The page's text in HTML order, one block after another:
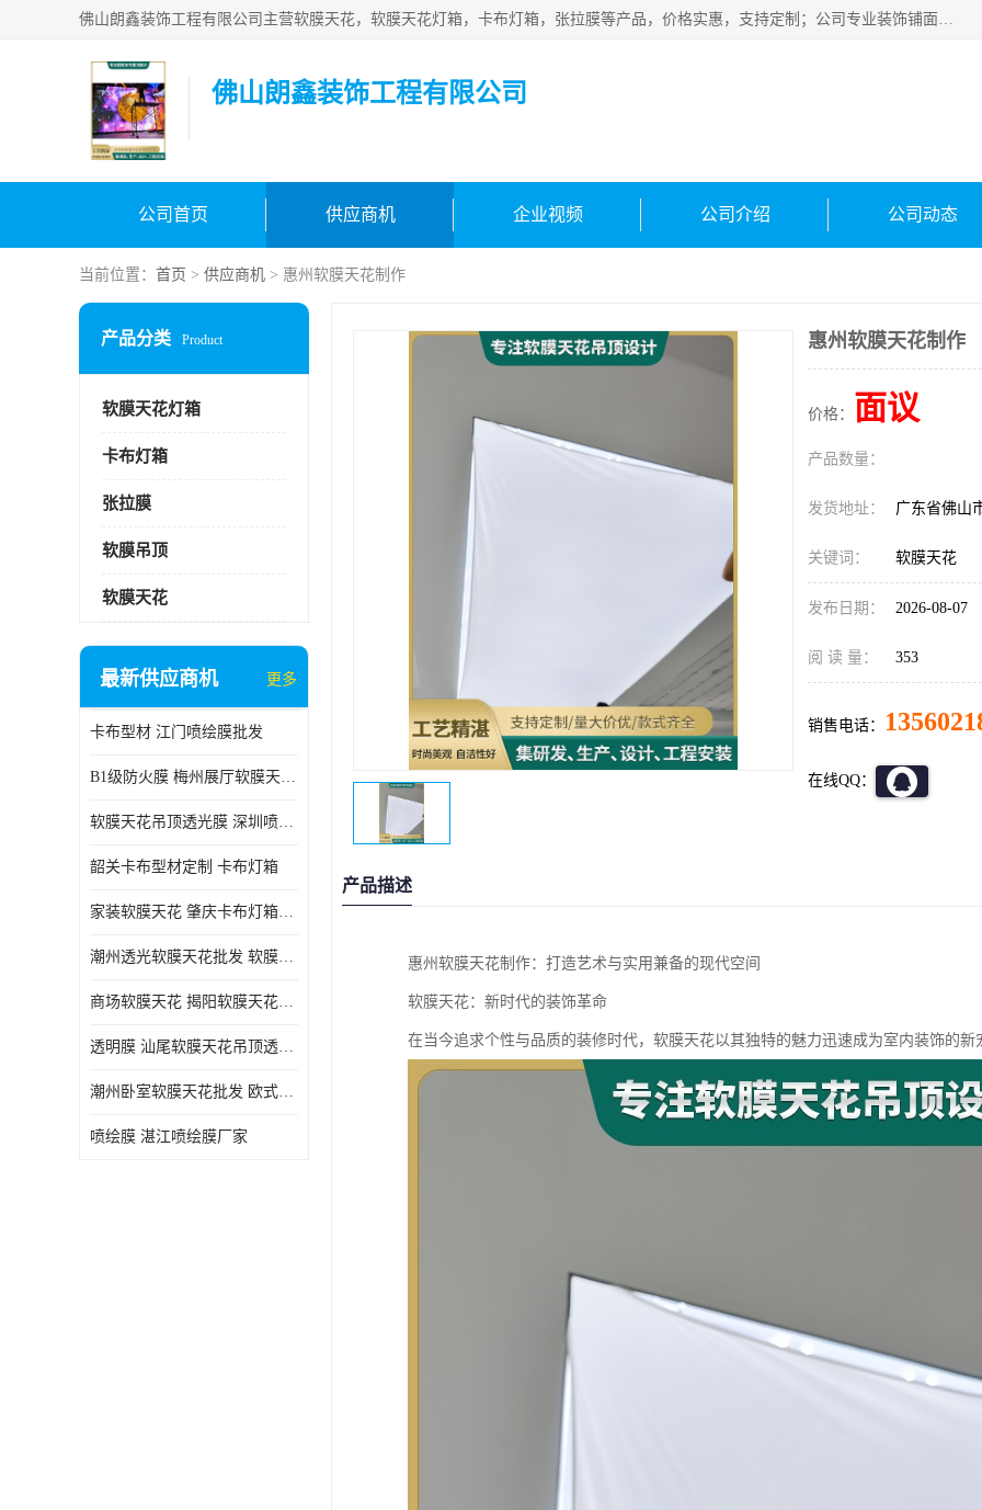
佛山朗鑫装饰工程有限公司主营软膜天花，软膜天花灯箱，卡布灯箱，张拉膜等产品，价格实惠，支持定制；公司专业装饰铺面，家居，会展特装，软膜等工程，技能精良人员，安装快、价格合理，质量保证、热诚与各方有识人士合作，欢迎新老客户来电咨询。
佛山朗鑫装饰工程有限公司
公司首页 供应商机 企业视频 公司介绍 公司动态
当前位置： 首页 > 供应商机 > 惠州软膜天花制作
产品分类 Product
软膜天花灯箱
卡布灯箱
张拉膜
软膜吊顶
软膜天花
最新供应商机 更多
卡布型材 江门喷绘膜批发
B1级防火膜 梅州展厅软膜天花批发
软膜天花吊顶透光膜 深圳喷绘膜批发
韶关卡布型材定制 卡布灯箱
家装软膜天花 肇庆卡布灯箱批发
潮州透光软膜天花批发 软膜天花
商场软膜天花 揭阳软膜天花吊顶透光膜批发
透明膜 汕尾软膜天花吊顶透光膜定制
潮州卧室软膜天花批发 欧式软膜天花
喷绘膜 湛江喷绘膜厂家
惠州软膜天花制作
价格： 面议
产品数量：
发货地址： 广东省佛山
关键词： 软膜天花
发布日期： 2026-08-07
阅 读 量： 353
销售电话：
在线QQ：
产品描述
惠州软膜天花制作：打造艺术与实用兼备的现代空间
软膜天花：新时代的装饰革命
在当今追求个性与品质的装修时代，软膜天花以其独特的魅力迅速成为室内装饰的新